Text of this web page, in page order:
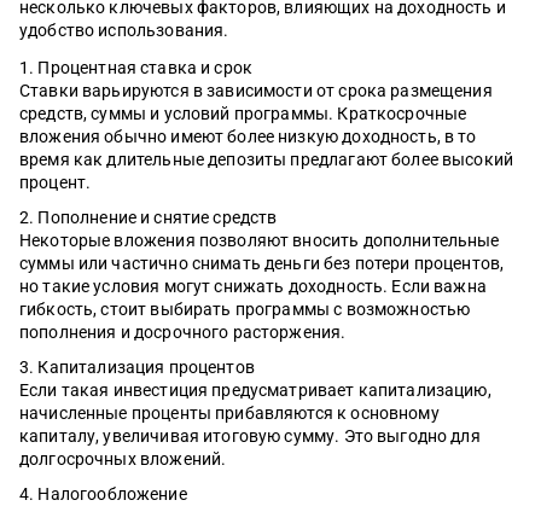
МФО 01.08.2026
автокредиты, рынок труда – главное за
неделю
48
0 41
Банки 07.05.2026
зачем у него лимиты
1533
0
Деньги 03.04.2026
условия и как потратить без ошибок
523 0 486
Ипотека 12.01.2026
документов, чтобы банк сказал «да»
538
0
Кредитные карты 01.03.2026
периодом в 2026 году
1291 0 1632
Кредиты 03.05.2026
393 0 1403
несколько ключевых факторов, влияющих на доходность и
удобство использования.
Процентная ставка и срок
Ставки варьируются в зависимости от срока размещения
средств, суммы и условий программы. Краткосрочные
вложения обычно имеют более низкую доходность, в то
время как длительные депозиты предлагают более высокий
процент.
Пополнение и снятие средств
Некоторые вложения позволяют вносить дополнительные
суммы или частично снимать деньги без потери процентов,
но такие условия могут снижать доходность. Если важна
гибкость, стоит выбирать программы с возможностью
пополнения и досрочного расторжения.
Капитализация процентов
Если такая инвестиция предусматривает капитализацию,
начисленные проценты прибавляются к основному
капиталу, увеличивая итоговую сумму. Это выгодно для
долгосрочных вложений.
Налогообложение